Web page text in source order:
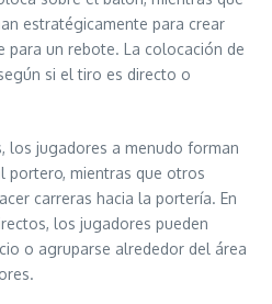
estratégicamente para crear
para un rebote. La colocación de
si el tiro es directo o
los jugadores a menudo forman
portero, mientras que otros
carreras hacia la portería. En
los jugadores pueden
o agruparse alrededor del área